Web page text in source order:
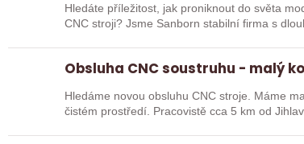
Hledáte příležitost, jak proniknout do světa
CNC stroji? Jsme Sanborn stabilní
Obsluha CNC soustruhu - malý
Hledáme novou obsluhu CNC stroje. Máme
čistém prostředí. Pracovistě cca 5 km od